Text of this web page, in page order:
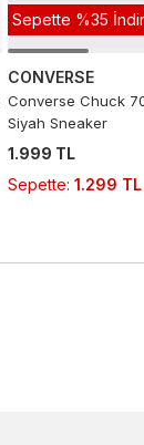
Sepette %35
CONVERSE
Converse Chuck
Siyah Sneaker
1.999 TL
Sepette: 1.299 TL